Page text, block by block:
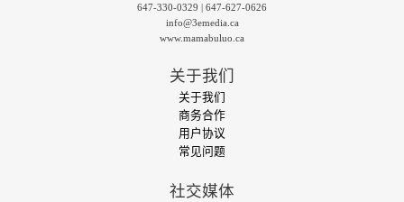
647-330-0329 | 647-627-0626
info@3emedia.ca
www.mamabuluo.ca
关于我们
关于我们
商务合作
用户协议
常见问题
社交媒体